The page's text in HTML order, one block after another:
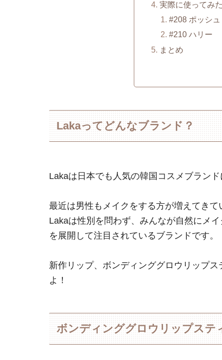
実際に使ってみ
#208 ポッシュ
#210 ハリー
まとめ
Lakaってどんなブランド？
Lakaは日本でも人気の韓国コスメブラン
最近は男性もメイクをする方が増えてきて
Lakaは性別を問わず、みんなが自然にメ
を展開して注目されているブランドです。
新作リップ、ボンディンググロウリップ
よ！
ボンディンググロウリップステ